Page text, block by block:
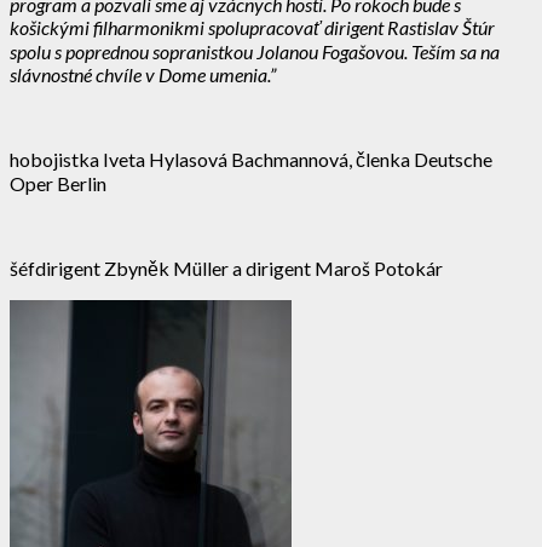
košickými filharmonikmi spolupracovať dirigent Rastislav Štúr
spolu s poprednou sopranistkou Jolanou Fogašovou. Teším sa na
slávnostné chvíle v Dome umenia.”
hobojistka Iveta Hylasová Bachmannová, členka Deutsche
Oper Berlin
šéfdirigent Zbyněk Müller a dirigent Maroš Potokár